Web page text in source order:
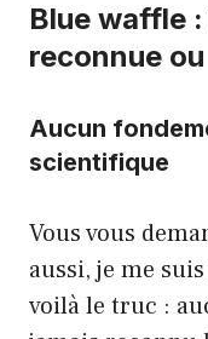
Blue waffle
reconnue
Aucun
scientifique
Vous vous
aussi, je me
voilà le truc :